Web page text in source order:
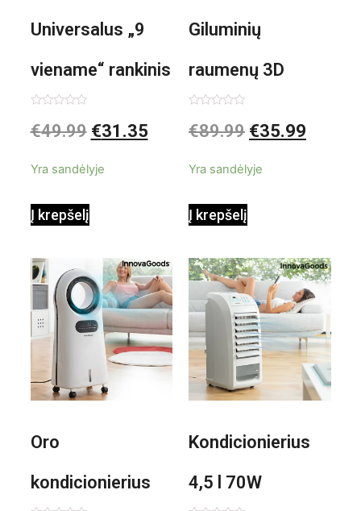
Universalus „9
viename“ rankinis
garintuvas su
0,35 L 3 Bar
1000W
0
iš
€49.99 €31.35
Yra sandėlyje
Į krepšelį
Giluminių
raumenų 3D
elektrinis
Shiatsu
0
iš
€89.99 €35.99
Yra sandėlyje
Į krepšelį
Oro
kondicionierius
Kondicionierius
4,5 l 70W